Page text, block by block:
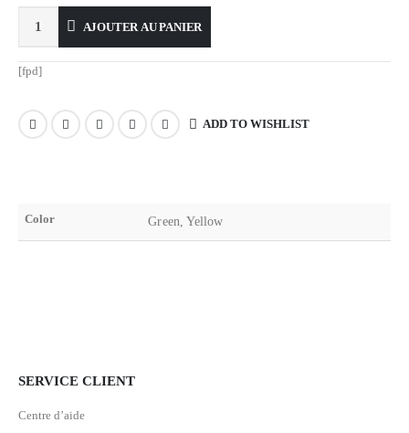
AJOUTER AU PANIER
[fpd]
ADD TO WISHLIST
Color Green, Yellow
SERVICE CLIENT
Centre d’aide